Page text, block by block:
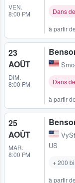
VEN.
8:00 PM
Dans
à partir de
23
AOÛT
DIM.
8:00 PM
Dans
à partir de
25
AOÛT
MAR.
8:00 PM
US
+ 200
à partir de